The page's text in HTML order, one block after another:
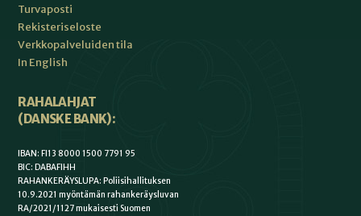
Turvaposti
Rekisteriseloste
Verkkopalveluiden tila
In English
RAHALAHJAT
(DANSKE BANK):
IBAN: FI13 8000 1500 7791 95
BIC: DABAFIHH
RAHANKERÄYSLUPA: Poliisihallituksen
10.9.2021 myöntämän rahankeräysluvan
RA/2021/1127 mukaisesti Suomen